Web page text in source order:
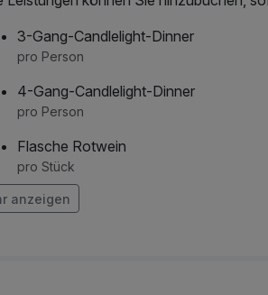
3-Gang-Candlelight-Dinner
pro Person
4-Gang-Candlelight-Dinner
pro Person
Flasche Rotwein
pro Stück
Flasche Sekt
anzeigen